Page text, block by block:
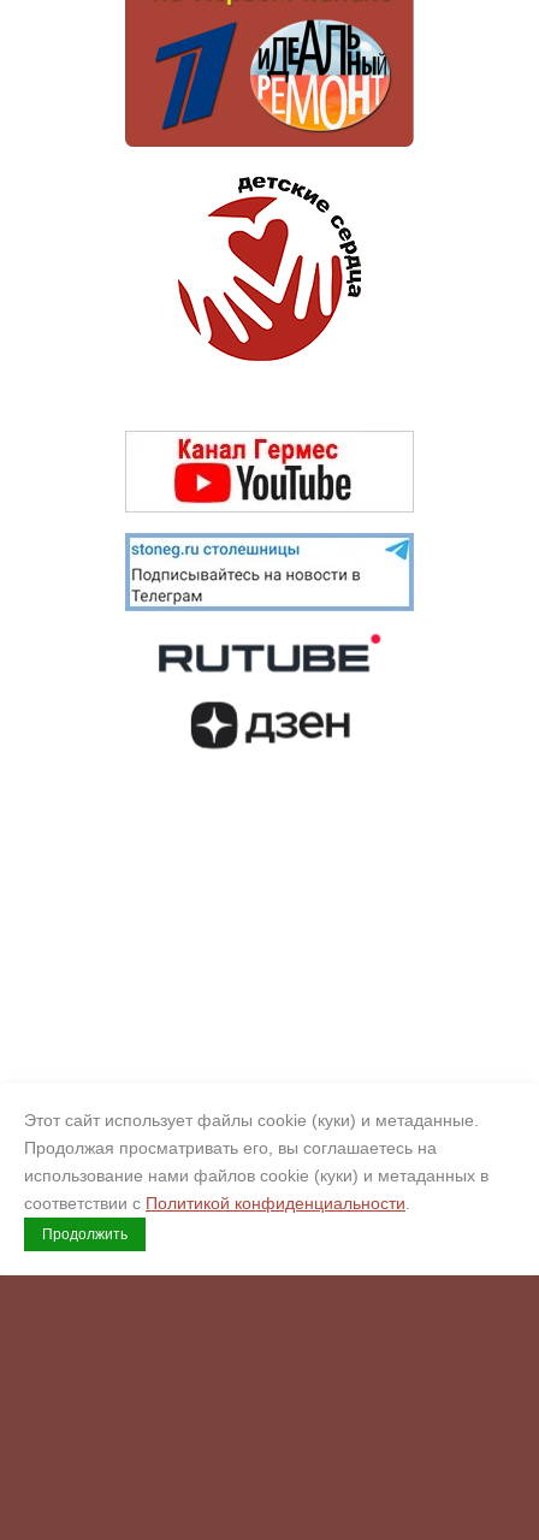
Этот сайт использует файлы cookie (куки) и метаданные.
Продолжая просматривать его, вы соглашаетесь на
использование нами файлов cookie (куки) и метаданных в
соответствии с Политикой конфиденциальности
Продолжить